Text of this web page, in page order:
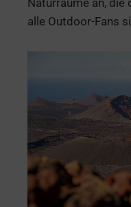
alle Outdoor-Fans